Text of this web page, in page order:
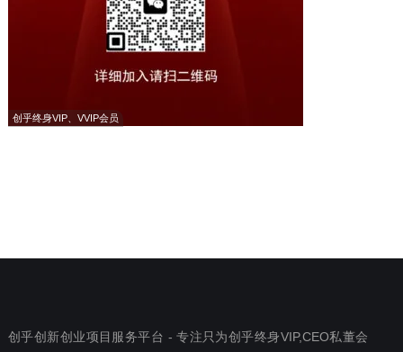
创乎终身VIP、VVIP会员
创乎创新创业项目服务平台 - 专注只为创乎终身VIP,CEO私董会